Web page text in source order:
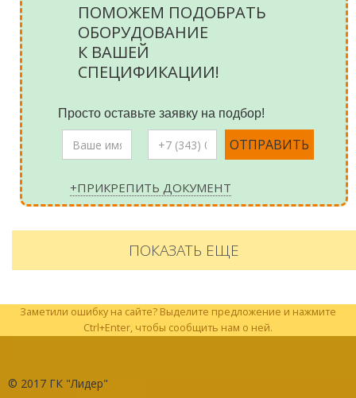
ПОМОЖЕМ ПОДОБРАТЬ
ОБОРУДОВАНИЕ
К ВАШЕЙ
СПЕЦИФИКАЦИИ!
Просто оставьте заявку на подбор!
+ПРИКРЕПИТЬ ДОКУМЕНТ
ПОКАЗАТЬ ЕЩЕ
Заметили ошибку на сайте? Выделите предложение и нажмите
Ctrl+Enter, чтобы сообщить нам о ней.
© 2017 ГК "Лидер"